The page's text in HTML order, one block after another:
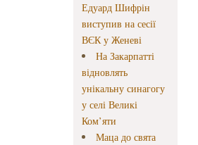
Едуард Шифрін
виступив на сесії
ВЄК у Женеві
На Закарпатті
відновлять
унікальну синагогу
у селі Великі
Ком’яти
Маца до свята